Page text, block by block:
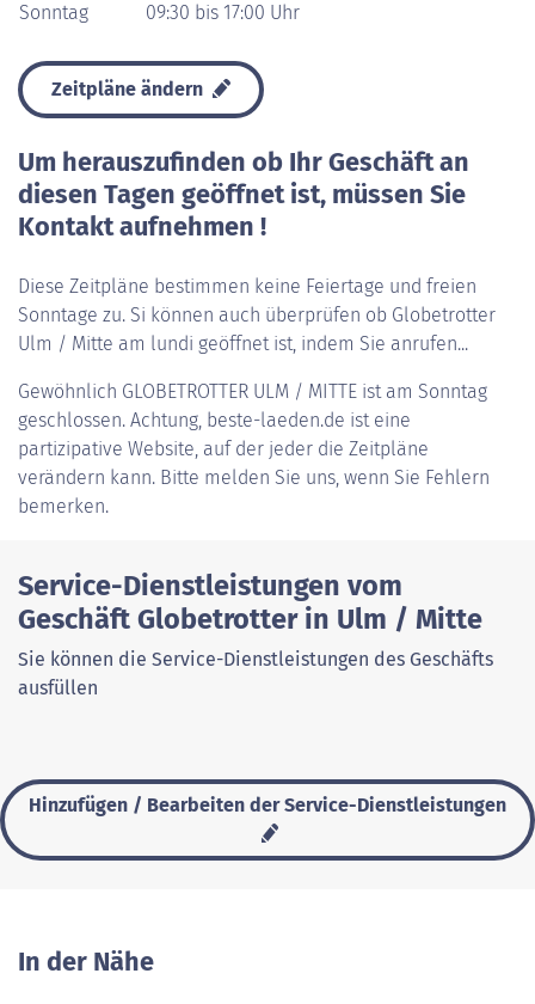
Sonntag
09:30 bis 17:00 Uhr
Zeitpläne ändern
Um herauszufinden ob Ihr Geschäft an
diesen Tagen geöffnet ist, müssen Sie
Kontakt aufnehmen !
Diese Zeitpläne bestimmen keine Feiertage und freien
Sonntage zu. Si können auch überprüfen ob Globetrotter
Ulm / Mitte am lundi geöffnet ist, indem Sie anrufen...
Gewöhnlich GLOBETROTTER ULM / MITTE ist am Sonntag
geschlossen. Achtung, beste-laeden.de ist eine
partizipative Website, auf der jeder die Zeitpläne
verändern kann. Bitte melden Sie uns, wenn Sie Fehlern
bemerken.
Service-Dienstleistungen vom
Geschäft Globetrotter in Ulm / Mitte
Sie können die Service-Dienstleistungen des Geschäfts
ausfüllen
Hinzufügen / Bearbeiten der Service-Dienstleistungen
In der Nähe